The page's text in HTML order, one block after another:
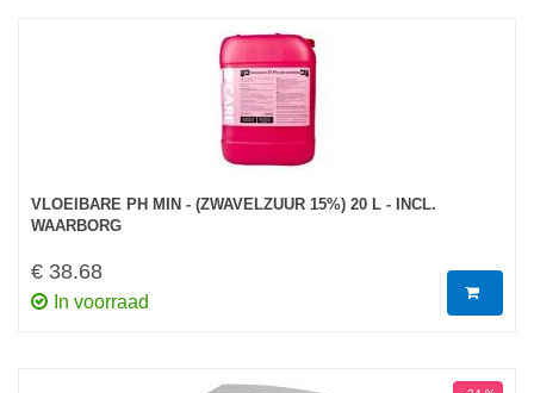
VLOEIBARE PH MIN - (ZWAVELZUUR 15%) 20 L - INCL.
WAARBORG
€ 38.68
In voorraad